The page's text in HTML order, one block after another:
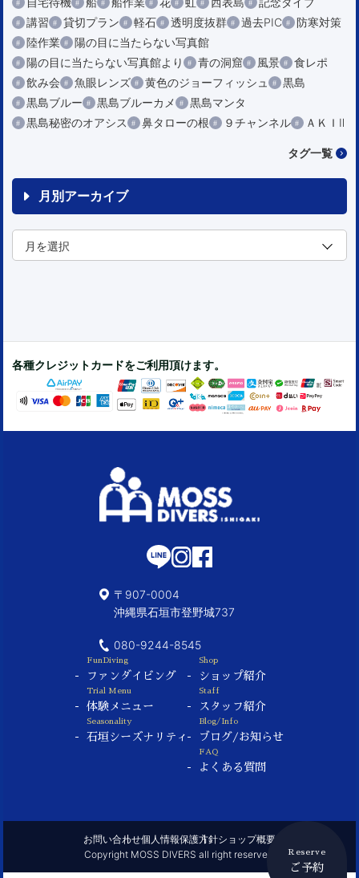
Reserve
ご予約
講習
貸切プラン 軽石 透明度抜群 過去PIC
防寒対策
陸作業
陽の目に当たらない写真館
陽の目に当たらない写真館より
青の洞窟 風景
食レポ
飲み会
魚眼レンズ 黄色のジョーフィッシュ
黒島
黒島ブルー
黒島ブルーカメ
黒島マンタ
黒島秘密のオアシス
鼻タローの根 ９チャンネル ＡＫＩⅡ
タグ一覧
月別アーカイブ
各種クレジットカードをご利用頂けます。
〒907-0004
沖縄県石垣市登野城737
080-9244-8545
FunDiving
ファンダイビング
Trial Menu
体験メニュー
Seasonality
石垣シーズナリティ
Shop
ショップ紹介
Staff
スタッフ紹介
Blog/Info
ブログ/お知らせ
FAQ
よくある質問
お問い合わせ個人情報保護方針ショップ概要
Copyright MOSS DIVERS all right reserved.